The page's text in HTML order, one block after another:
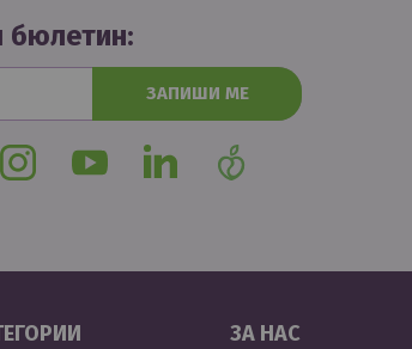
бюлетин:
ЗАПИШИ МЕ
ЗА НАС